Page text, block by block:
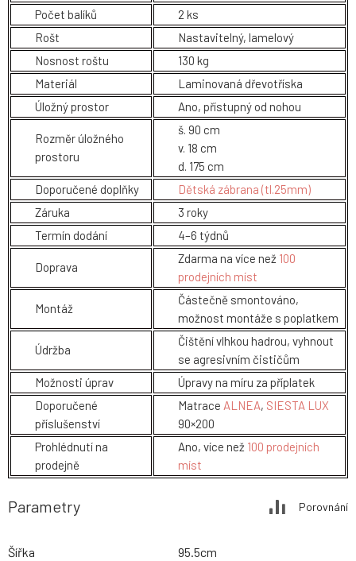
Počet balíků
2 ks
Rošt
Nastavitelný, lamelový
Nosnost roštu
130 kg
Materiál
Laminovaná dřevotříska
Úložný prostor
Ano, přístupný od nohou
Rozměr úložného
prostoru
š. 90 cm
v. 18 cm
d. 175 cm
Doporučené doplňky
Dětská zábrana (tl.25mm)
Záruka
3 roky
Termín dodání
4–6 týdnů
Doprava
Zdarma na více než 100
prodejních míst
Montáž
Částečně smontováno,
možnost montáže s poplatkem
Údržba
Čištění vlhkou hadrou, vyhnout
se agresivním čističům
Možnosti úprav
Úpravy na míru za příplatek
Doporučené
příslušenství
Matrace ALNEA, SIESTA LUX
90×200
Prohlédnutí na
prodejně
Ano, více než 100 prodejních
míst
Parametry Porovnání
Šířka 95.5cm